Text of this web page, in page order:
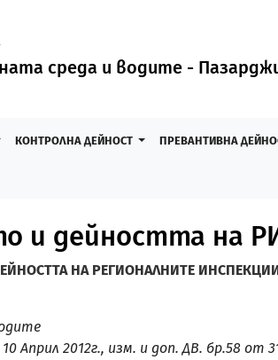
среда и водите -
КОНТРОЛНА ДЕЙНОСТ ПРЕВАНТИВНА
и дейността на
НА РЕГИОНАЛНИТЕ
Април 2012г., изм. и доп. ДВ. бр.58 от